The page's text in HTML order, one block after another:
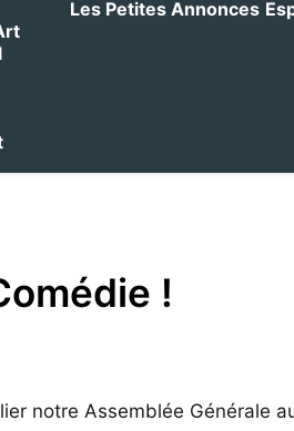
Les Petites Annonces
!
notre Assemblée Générale